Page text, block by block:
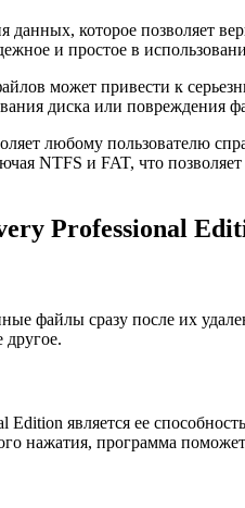
данных, которое позволяет
и простое в
может привести к
диска или повреждения
любому пользователю
NTFS и FAT, что
Professional
файлы сразу после их
является ее
нажатия, программа